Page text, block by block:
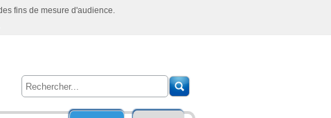
fins de mesure d'audience.